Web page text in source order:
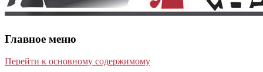
Главное меню
Перейти к основному содержимому